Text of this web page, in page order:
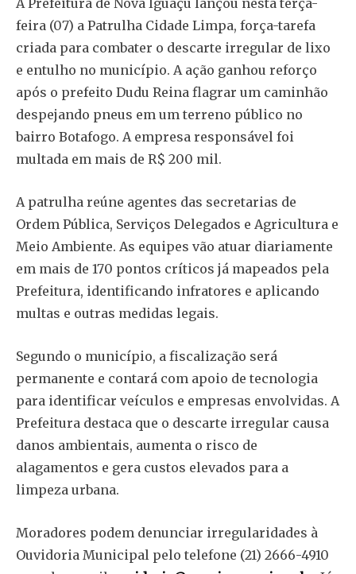
feira (07) a Patrulha Cidade Limpa, força-tarefa
criada para combater o descarte irregular de lixo
e entulho no município. A ação ganhou reforço
após o prefeito Dudu Reina flagrar um caminhão
despejando pneus em um terreno público no
bairro Botafogo. A empresa responsável foi
multada em mais de R$ 200 mil.
A patrulha reúne agentes das secretarias de
Ordem Pública, Serviços Delegados e Agricultura e
Meio Ambiente. As equipes vão atuar diariamente
em mais de 170 pontos críticos já mapeados pela
Prefeitura, identificando infratores e aplicando
multas e outras medidas legais.
Segundo o município, a fiscalização será
permanente e contará com apoio de tecnologia
para identificar veículos e empresas envolvidas. A
Prefeitura destaca que o descarte irregular causa
danos ambientais, aumenta o risco de
alagamentos e gera custos elevados para a
limpeza urbana.
Moradores podem denunciar irregularidades à
Ouvidoria Municipal pelo telefone (21) 2666-4910